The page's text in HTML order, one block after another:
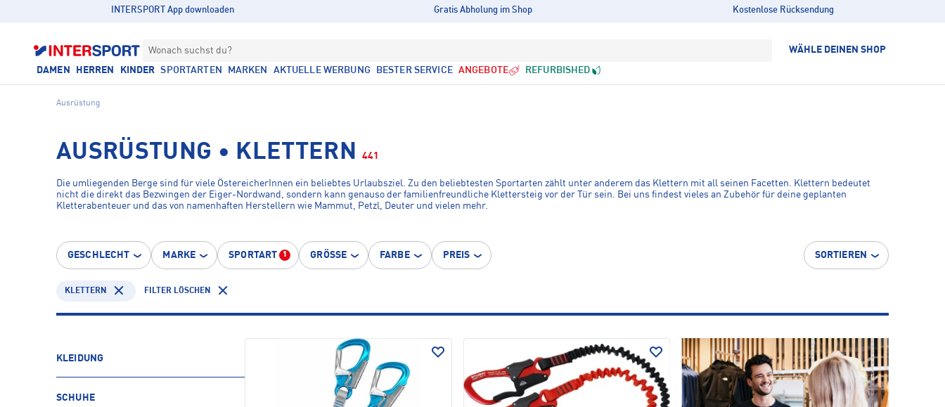
INTERSPORT App downloaden Gratis Abholung im Shop Kostenlose Rücksendung
Wonach suchst du? WÄHLE DEINEN SHOP
DAMEN HERREN KINDER SPORTARTEN MARKEN AKTUELLE WERBUNG BESTER SERVICE ANGEBOTE REFURBISHED
Ausrüstung
AUSRÜSTUNG • KLETTERN 441
Die umliegenden Berge sind für viele ÖstereicherInnen ein beliebtes Urlaubsziel. Zu den beliebtesten Sportarten zählt unter anderem das Klettern mit all seinen Facetten. Klettern bedeutet
nicht die direkt das Bezwingen der Eiger-Nordwand, sondern kann genauso der familienfreundliche Klettersteig vor der Tür sein. Bei uns findest vieles an Zubehör für deine geplanten
Kletterabenteuer und das von namenhaften Herstellern wie Mammut, Petzl, Deuter und vielen mehr.
GESCHLECHT MARKE SPORTART 1 GRÖSSE FARBE PREIS SORTIEREN
KLETTERN FILTER LÖSCHEN
KLEIDUNG
SCHUHE